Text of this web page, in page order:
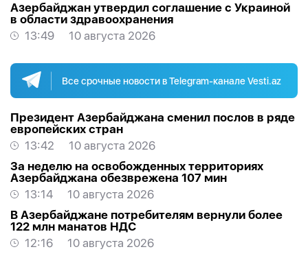
Азербайджан утвердил соглашение с Украиной
в области здравоохранения
13:49
10 августа 2026
Все срочные новости в Telegram-канале Vesti.az
Президент Азербайджана сменил послов в ряде
европейских стран
13:42
10 августа 2026
За неделю на освобожденных территориях
Азербайджана обезврежена 107 мин
13:14
10 августа 2026
В Азербайджане потребителям вернули более
122 млн манатов НДС
12:16
10 августа 2026